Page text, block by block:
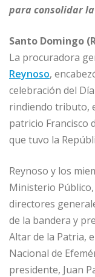
k
para consolidar
Santo Domingo
La procuradora
Reynoso,
celebración del
rindiendo tributo,
patricio Francisco
que tuvo la
Reynoso y los
Ministerio
directores
de la bandera y
Altar de la Patria,
Nacional de
presidente, Juan